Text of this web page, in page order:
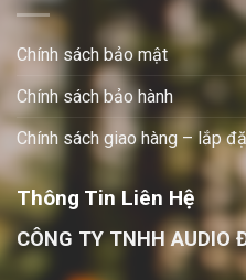
Chính sách bảo mật
Chính sách bảo hành
Chính sách giao hàng – lắp
Thông Tin Liên Hệ
CÔNG TY TNHH AUDIO